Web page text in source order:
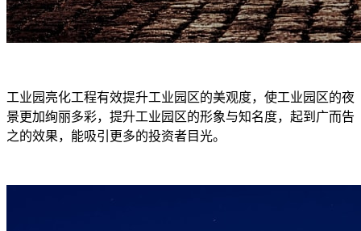
工业园亮化工程有效提升工业园区的美观度，使工业园区的夜
景更加绚丽多彩，提升工业园区的形象与知名度，起到广而告
之的效果，能吸引更多的投资者目光。